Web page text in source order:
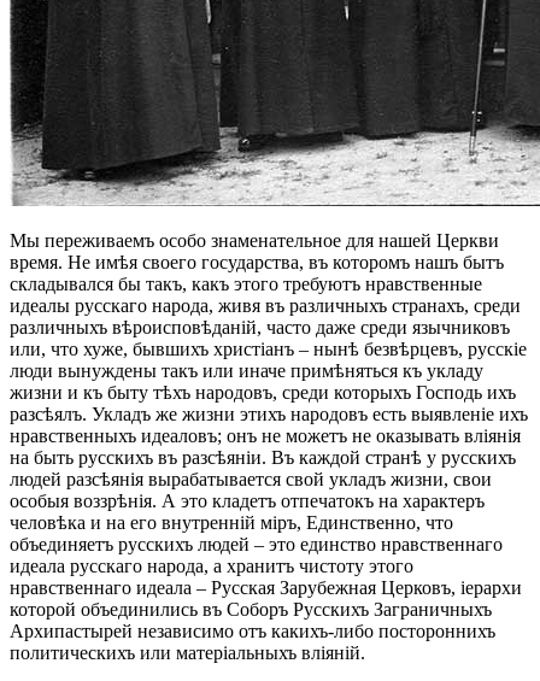
Мы переживаемъ особо знаменательное для нашей Церкви
время. Не имѣя своего государства, въ которомъ нашъ бытъ
складывался бы такъ, какъ этого требуютъ нравственные
идеалы русскаго народа, живя въ различныхъ странахъ, среди
различныхъ вѣроисповѣданій, часто даже среди язычниковъ
или, что хуже, бывшихъ христіанъ – нынѣ безвѣрцевъ, русскіе
люди вынуждены такъ или иначе примѣняться къ укладу
жизни и къ быту тѣхъ народовъ, среди которыхъ Господь ихъ
разсѣялъ. Укладъ же жизни этихъ народовъ есть выявленіе ихъ
нравственныхъ идеаловъ; онъ не можетъ не оказывать вліянія
на быть русскихъ въ разсѣяніи. Въ каждой странѣ у русскихъ
людей разсѣянія вырабатывается свой укладъ жизни, свои
особыя воззрѣнія. А это кладетъ отпечатокъ на характеръ
человѣка и на его внутренній міръ, Единственно, что
объединяетъ русскихъ людей – это единство нравственнаго
идеала русскаго народа, а хранитъ чистоту этого
нравственнаго идеала – Русская Зарубежная Церковъ, іерархи
которой объединились въ Соборъ Русскихъ Заграничныхъ
Архипастырей независимо отъ какихъ-либо постороннихъ
политическихъ или матеріальныхъ вліяній.